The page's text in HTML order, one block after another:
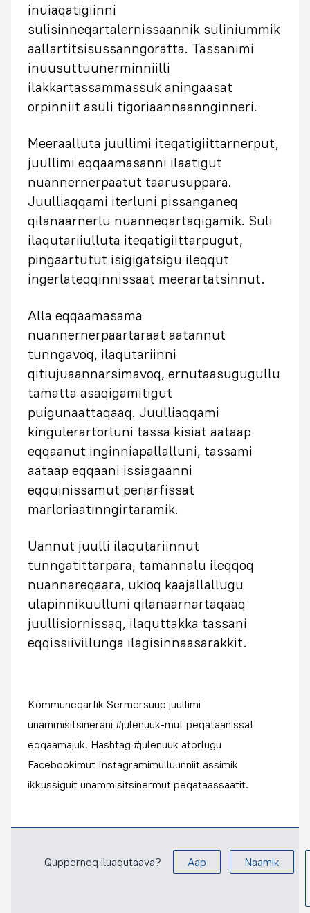
inuiaqatigiinni
sulisinneqartalernissaannik suliniummik
aallartitsisussanngoratta. Tassanimi
inuusuttuunerminniilli
ilakkartassammassuk aningaasat
orpinniit asuli tigoriaannaannginneri.
Meeraalluta juullimi iteqatigiittarnerput,
juullimi eqqaamasanni ilaatigut
nuannernerpaatut taarusuppara.
Juulliaqqami iterluni pissanganeq
qilanaarnerlu nuanneqartaqigamik. Suli
ilaqutariiulluta iteqatigiittarpugut,
pingaartutut isigigatsigu ileqqut
ingerlateqqinnissaat meerartatsinnut.
Alla eqqaamasama
nuannernerpaartaraat aatannut
tunngavoq, ilaqutariinni
qitiujuaannarsimavoq, ernutaasugugullu
tamatta asaqigamitigut
puigunaattaqaaq. Juulliaqqami
kingulerartorluni tassa kisiat aataap
eqqaanut inginniapallalluni, tassami
aataap eqqaani issiagaanni
eqquinissamut periarfissat
marloriaatinngirtaramik.
Uannut juulli ilaqutariinnut
tunngatittarpara, tamannalu ileqqoq
nuannareqaara, ukioq kaajallallugu
ulapinnikuulluni qilanaarnartaqaaq
juullisiornissaq, ilaquttakka tassani
eqqissiivillunga ilagisinnaasarakkit.
Kommuneqarfik Sermersuup juullimi
unammisitsinerani #julenuuk-mut peqataanissat
eqqaamajuk. Hashtag #julenuuk atorlugu
Facebookimut Instagramimulluunniit assimik
ikkussiguit unammisitsinermut peqataassaatit.
Qupperneq iluaqutaava? Aap Naamik